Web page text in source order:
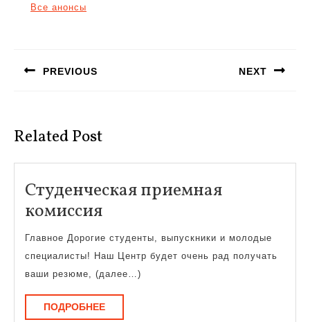
Все анонсы
записям
PREVIOUS NEXT
Related Post
Студенческая приемная
комиссияСтуденческая
приемная
комиссия
Главное Дорогие студенты, выпускники и молодые
специалисты! Наш Центр будет очень рад получать
ваши резюме, (далее…)
ПОДРОБНЕЕПОДРОБНЕЕ